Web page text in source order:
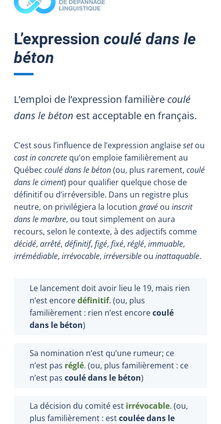
L’expression coulé dans le
béton
L’emploi de l’expression familière coulé
dans le béton est acceptable en français.
C’est sous l’influence de l’expression anglaisesetou
cast in concrete qu’on emploie familièrement au
Québec coulé dans le béton(ou, plus rarement, coulé
dans le ciment) pour qualifier quelque chose de
définitif ou d’irréversible. Dans un registre plus
neutre, on privilégiera la locution gravé ou inscrit
dans le marbre, ou tout simplement on aura
recours, selon le contexte, à des adjectifs comme
décidé, arrêté, définitif, figé, fixé, réglé, immuable,
irrémédiable, irrévocable, irréversible ou inattaquable.
Le lancement doit avoir lieu le 19, mais rien
n’est encoredéfinitif. (ou, plus
familièrement : rien n’est encorecoulé
dans le béton)
Sa nomination n’est qu’une rumeur; ce
n’est pas réglé. (ou, plus familièrement : ce
n’est pas coulé dans le béton)
La décision du comité est irrévocable. (ou,
plus familièrement : estcoulée dans le